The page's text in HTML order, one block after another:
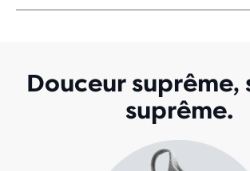
SUR
Douceur suprême,
suprême.